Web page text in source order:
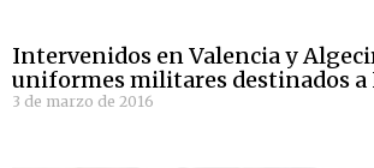
Intervenidos en Valencia y
uniformes militares destinados a
3 de marzo de 2016